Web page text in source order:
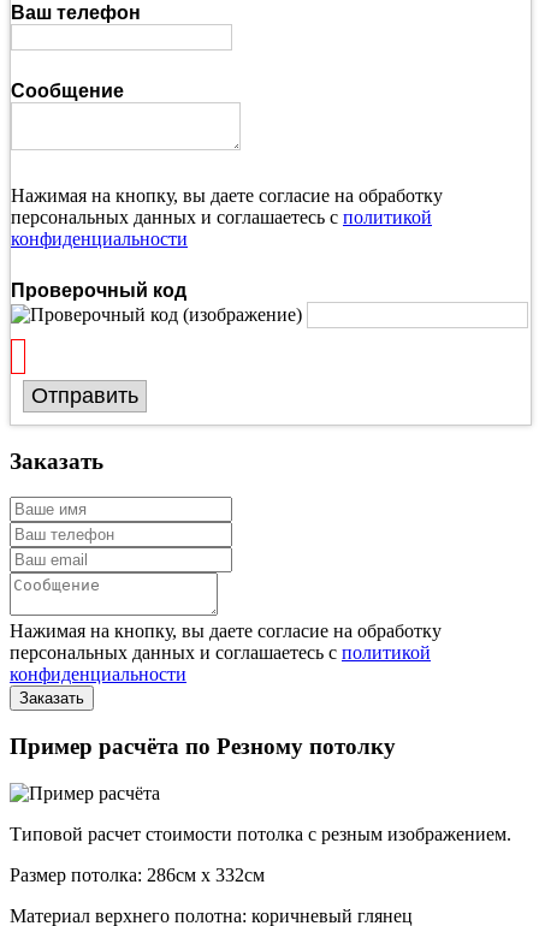
Ваш телефон
Сообщение
Нажимая на кнопку, вы даете согласие на обработку
персональных данных и соглашаетесь с политикой
конфиденциальности
Проверочный код
Отправить
Заказать
Нажимая на кнопку, вы даете согласие на обработку
персональных данных и соглашаетесь с политикой
конфиденциальности
Пример расчёта по Резному потолку
Типовой расчет стоимости потолка с резным изображением.
Размер потолка: 286см x 332см
Материал верхнего полотна: коричневый глянец